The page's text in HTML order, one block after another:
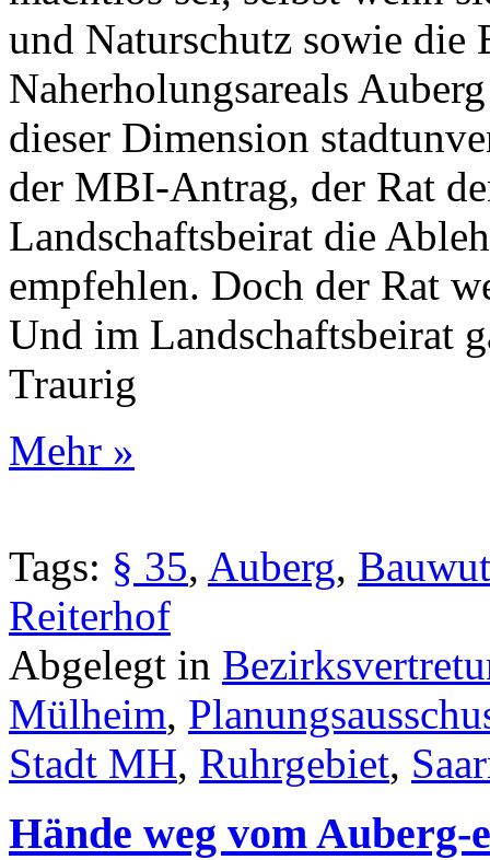
und Naturschutz sowie die
Naherholungsareals
dieser Dimension
der MBI-Antrag, der Rat
Landschaftsbeirat die
empfehlen. Doch der Rat
Und im Landschaftsbeirat
Traurig
Mehr »
Tags: § 35, Auberg, Bauwut
Reiterhof
Abgelegt in
Mülheim,
Stadt MH, Ruhrgebiet,
Hände weg vom Auberg-